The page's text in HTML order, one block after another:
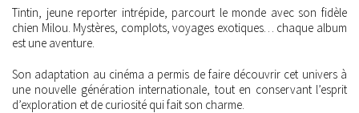
Tintin, jeune reporter intrépide, parcourt le monde avec son fidèle
chien Milou. Mystères, complots, voyages exotiques… chaque album
est une aventure.
Son adaptation au cinéma a permis de faire découvrir cet univers à
une nouvelle génération internationale, tout en conservant l’esprit
d’exploration et de curiosité qui fait son charme.